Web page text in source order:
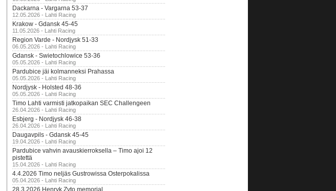
Dackarna - Vargarna 53-37
12.05.2026 - Lahti Racing
Krakow - Gdansk 45-45
11.05.2026 - Lahti Racing
Region Varde - Nordjysk 51-33
06.05.2026 - Lahti Racing
Gdansk - Swietochlowice 53-36
05.05.2026 - Lahti Racing
Pardubice jäi kolmanneksi Prahassa
05.05.2026 - Lahti Racing
Nordjysk - Holsted 48-36
05.05.2026 - Lahti Racing
Timo Lahti varmisti jatkopaikan SEC Challengeen
26.04.2026 - Lahti Racing
Esbjerg - Nordjysk 46-38
26.04.2026 - Lahti Racing
Daugavpils - Gdansk 45-45
19.04.2026 - Lahti Racing
Pardubice vahvin avauskierroksella – Timo ajoi 12
pistettä
15.04.2026 - Lahti Racing
4.4.2026 Timo neljäs Gustrowissa Osterpokalissa
05.04.2026 - Lahti Racing
28.3.2026 Henryk Zyto memorial